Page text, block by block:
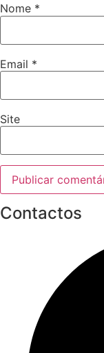
Nome *
Email *
Site
Contactos